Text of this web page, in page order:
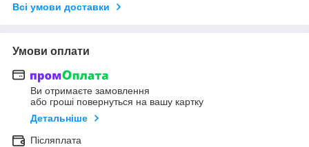
Всі умови доставки
Умови оплати
Ви отримаєте замовлення
або гроші повернуться на вашу картку
Детальніше
Післяплата